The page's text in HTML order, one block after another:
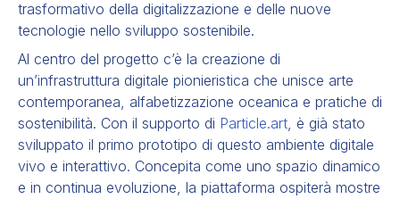
trasformativo della digitalizzazione e delle nuove
tecnologie nello sviluppo sostenibile.
Al centro del progetto c’è la creazione di
un’infrastruttura digitale pionieristica che unisce arte
contemporanea, alfabetizzazione oceanica e pratiche di
sostenibilità. Con il supporto di Particle.art, è già stato
sviluppato il primo prototipo di questo ambiente digitale
vivo e interattivo. Concepita come uno spazio dinamico
e in continua evoluzione, la piattaforma ospiterà mostre